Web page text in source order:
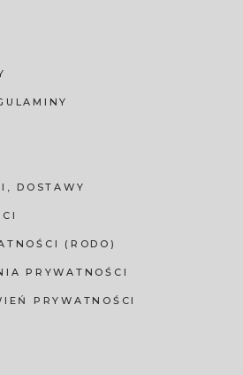
DOSTAWY
(RODO)
PRYWATNOŚCI
PRYWATNOŚCI